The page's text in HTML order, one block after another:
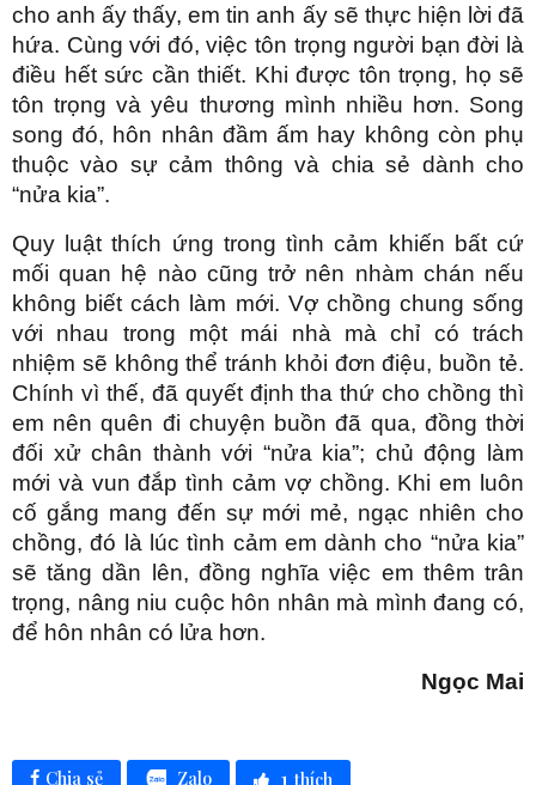
cho anh ấy thấy, em tin anh ấy sẽ thực hiện lời đã
hứa. Cùng với đó, việc tôn trọng người bạn đời là
điều hết sức cần thiết. Khi được tôn trọng, họ sẽ
tôn trọng và yêu thương mình nhiều hơn. Song
song đó, hôn nhân đầm ấm hay không còn phụ
thuộc vào sự cảm thông và chia sẻ dành cho
“nửa kia”.
Quy luật thích ứng trong tình cảm khiến bất cứ
mối quan hệ nào cũng trở nên nhàm chán nếu
không biết cách làm mới. Vợ chồng chung sống
với nhau trong một mái nhà mà chỉ có trách
nhiệm sẽ không thể tránh khỏi đơn điệu, buồn tẻ.
Chính vì thế, đã quyết định tha thứ cho chồng thì
em nên quên đi chuyện buồn đã qua, đồng thời
đối xử chân thành với “nửa kia”; chủ động làm
mới và vun đắp tình cảm vợ chồng. Khi em luôn
cố gắng mang đến sự mới mẻ, ngạc nhiên cho
chồng, đó là lúc tình cảm em dành cho “nửa kia”
sẽ tăng dần lên, đồng nghĩa việc em thêm trân
trọng, nâng niu cuộc hôn nhân mà mình đang có,
để hôn nhân có lửa hơn.
Ngọc Mai
Chia sẻ Zalo 1 thích